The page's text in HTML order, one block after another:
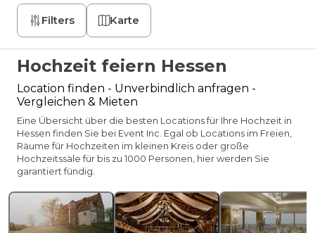
Filters Karte
Hochzeit feiern Hessen
Location finden - Unverbindlich anfragen -
Vergleichen & Mieten
Eine Übersicht über die besten Locations für Ihre Hochzeit in
Hessen finden Sie bei Event Inc. Egal ob Locations im Freien,
Räume für Hochzeiten im kleinen Kreis oder große
Hochzeitssäle für bis zu 1000 Personen, hier werden Sie
garantiert fündig.